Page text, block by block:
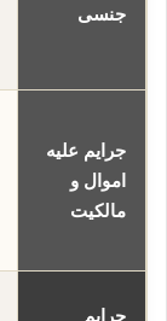
جنسی
جرایم علیه
اموال و
مالکیت
جرایم